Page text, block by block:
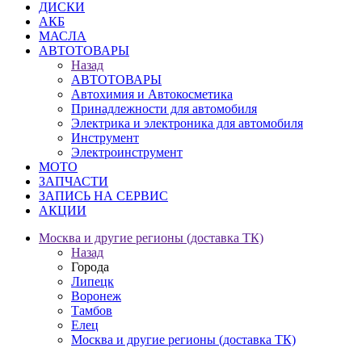
ДИСКИ
АКБ
МАСЛА
АВТОТОВАРЫ
Назад
АВТОТОВАРЫ
Автохимия и Автокосметика
Принадлежности для автомобиля
Электрика и электроника для автомобиля
Инструмент
Электроинструмент
МОТО
ЗАПЧАСТИ
ЗАПИСЬ НА СЕРВИС
АКЦИИ
Москва и другие регионы (доставка ТК)
Назад
Города
Липецк
Воронеж
Тамбов
Елец
Москва и другие регионы (доставка ТК)